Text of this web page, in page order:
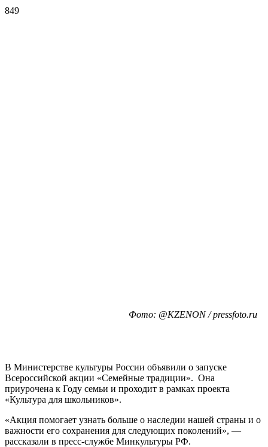
849
Фото: @KZENON / pressfoto.ru
В Министерстве культуры России объявили о запуске
Всероссийской акции «Семейные традиции». Она
приурочена к Году семьи и проходит в рамках проекта
«Культура для школьников».
«Акция помогает узнать больше о наследии нашей страны и о
важности его сохранения для следующих поколений», —
рассказали в пресс-службе Минкультуры РФ.